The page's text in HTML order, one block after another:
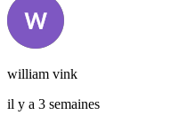
william vink
il y a 3 semaines